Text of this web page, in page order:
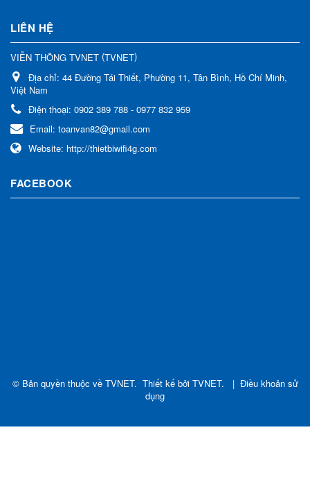
LIÊN HỆ
VIỄN THÔNG TVNET (TVNET)
Địa chỉ: 44 Đường Tái Thiết, Phường 11, Tân Bình, Hồ Chí Minh,
Việt Nam
Điện thoại: 0902 389 788 - 0977 832 959
Email: toanvan82@gmail.com
Website: http://thietbiwifi4g.com
FACEBOOK
© Bản quyền thuộc về TVNET. Thiết kế bởi TVNET. | Điều khoản sử
dụng